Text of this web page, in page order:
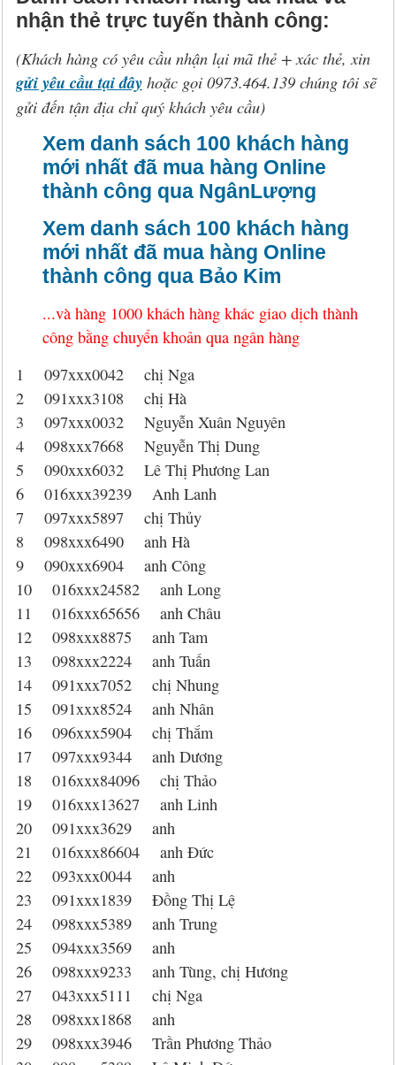
Liên hệ
Panda 2026, 2027
Bkav Heartbleed Scanner
Diệt virus mã hóa dữ liệu
Đặt mua Panda
Đặt mua F-Secure
Đặt mua Malwarebytes
Đặt mua Webroot
Thông tin về BB.Com.Vn
nhận thẻ trực tuyến thành công:
(Khách hàng có yêu cầu nhận lại mã thẻ + xác thẻ, xin
gửi yêu cầu tại đây hoặc gọi 0973.464.139 chúng tôi sẽ
gửi đến tận địa chỉ quý khách yêu cầu)
Xem danh sách 100 khách hàng
mới nhất đã mua hàng Online
thành công qua NgânLượng
Xem danh sách 100 khách hàng
mới nhất đã mua hàng Online
thành công qua Bảo Kim
...và hàng 1000 khách hàng khác giao dịch thành
công bằng chuyển khoản qua ngân hàng
1 097xxx0042 chị Nga
2 091xxx3108 chị Hà
3 097xxx0032 Nguyễn Xuân Nguyên
4 098xxx7668 Nguyễn Thị Dung
5 090xxx6032 Lê Thị Phương Lan
6 016xxx39239 Anh Lanh
7 097xxx5897 chị Thủy
8 098xxx6490 anh Hà
9 090xxx6904 anh Công
10 016xxx24582 anh Long
11 016xxx65656 anh Châu
12 098xxx8875 anh Tam
13 098xxx2224 anh Tuấn
14 091xxx7052 chị Nhung
15 091xxx8524 anh Nhân
16 096xxx5904 chị Thắm
17 097xxx9344 anh Dương
18 016xxx84096 chị Thảo
19 016xxx13627 anh Linh
20 091xxx3629 anh
21 016xxx86604 anh Đức
22 093xxx0044 anh
23 091xxx1839 Đồng Thị Lệ
24 098xxx5389 anh Trung
25 094xxx3569 anh
26 098xxx9233 anh Tùng, chị Hương
27 043xxx5111 chị Nga
28 098xxx1868 anh
29 098xxx3946 Trần Phương Thảo